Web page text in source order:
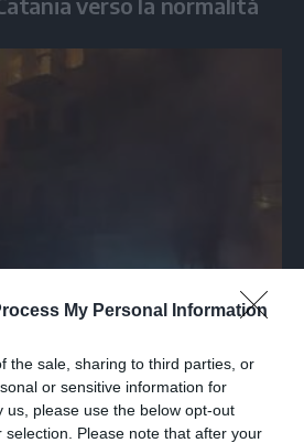
My Personal Information
the sale, sharing to third parties, or
or sensitive information for
us, please use the below opt-out
Please note that after your
i soccorritori in